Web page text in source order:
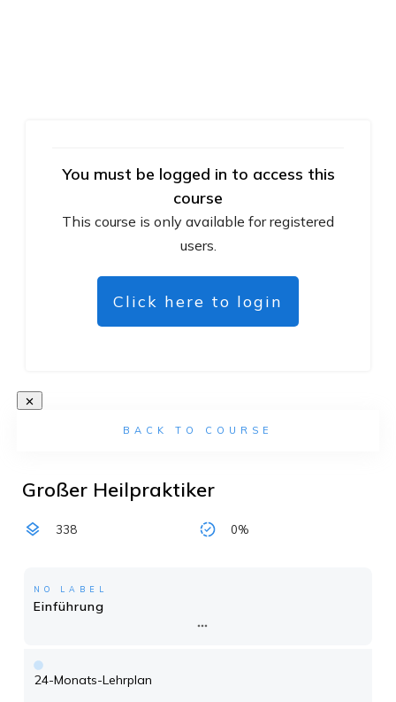
You must be logged in to access this
course
This course is only available for registered
users.
Click here to login
BACK TO COURSE
Großer Heilpraktiker
338 0%
NO LABEL
Einführung
24-Monats-Lehrplan